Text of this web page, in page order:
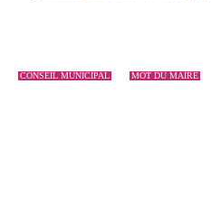
CONSEIL MUNICIPAL MOT DU MAIRE